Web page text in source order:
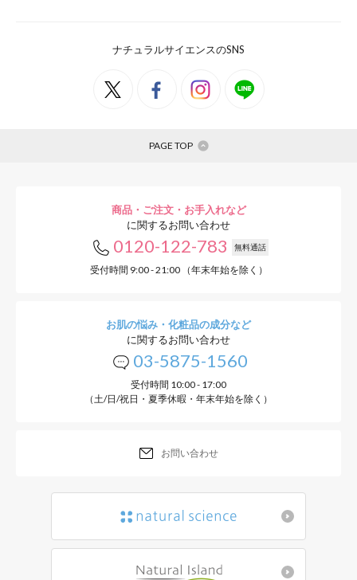
ナチュラルサイエンスのSNS
PAGE TOP
商品・ご注文・お手入れなど
に関するお問い合わせ
0120-122-783 無料通話
受付時間 9:00 - 21:00 （年末年始を除く）
お肌の悩み・化粧品の成分など
に関するお問い合わせ
03-5875-1560
受付時間 10:00 - 17:00
（土/日/祝日・夏季休暇・年末年始を除く）
お問い合わせ